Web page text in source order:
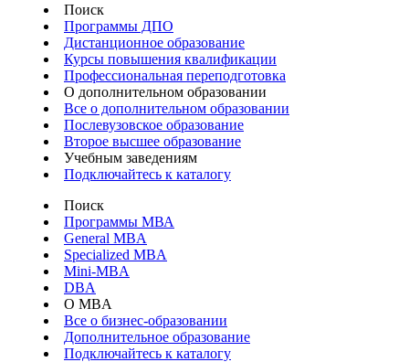
Поиск
Программы ДПО
Дистанционное образование
Курсы повышения квалификации
Профессиональная переподготовка
О дополнительном образовании
Все о дополнительном образовании
Послевузовское образование
Второе высшее образование
Учебным заведениям
Подключайтесь к каталогу
Поиск
Программы МВА
General MBA
Specialized MBA
Mini-MBA
DBA
О MBA
Все о бизнес-образовании
Дополнительное образование
Подключайтесь к каталогу